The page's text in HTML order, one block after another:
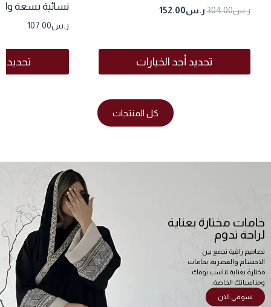
ر.س304.00 ر.س152.00
تحديد أحد الخيارات
نسائية بسعة
ر.س107.00
تحديد
كل المنتجات
خامات مختارة بعناية
لراحة تدوم
تصاميم راقية تجمع بين
الاحتشام والعصرية، بخامات
مختارة بعناية تناسب يومك
ومناسباتك الخاصة.
تسوقي الان